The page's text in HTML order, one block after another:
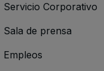
Servicio Corporativo
Sala de prensa
Empleos